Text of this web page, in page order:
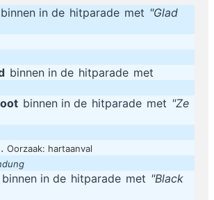
Ja dat zal zijn lang is een
binnen in de hitparade met "Glad
binnen in de hitparade met
binnen in de hitparade met "Ze
. Oorzaak: hartaanval
binnen in de hitparade met "Black